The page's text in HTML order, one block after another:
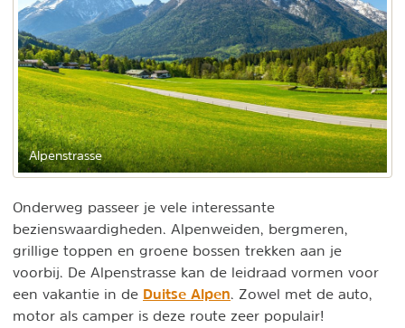
Alpenstrasse
Onderweg passeer je vele interessante
bezienswaardigheden. Alpenweiden, bergmeren,
grillige toppen en groene bossen trekken aan je
voorbij. De Alpenstrasse kan de leidraad vormen voor
een vakantie in de Duitse Alpen. Zowel met de auto,
motor als camper is deze route zeer populair!